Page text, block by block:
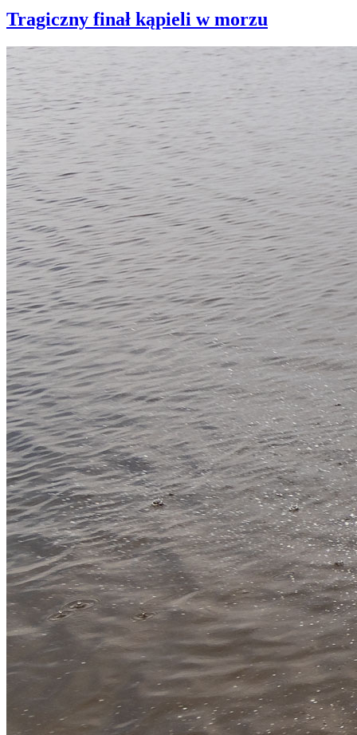
Tragiczny finał kąpieli w morzu